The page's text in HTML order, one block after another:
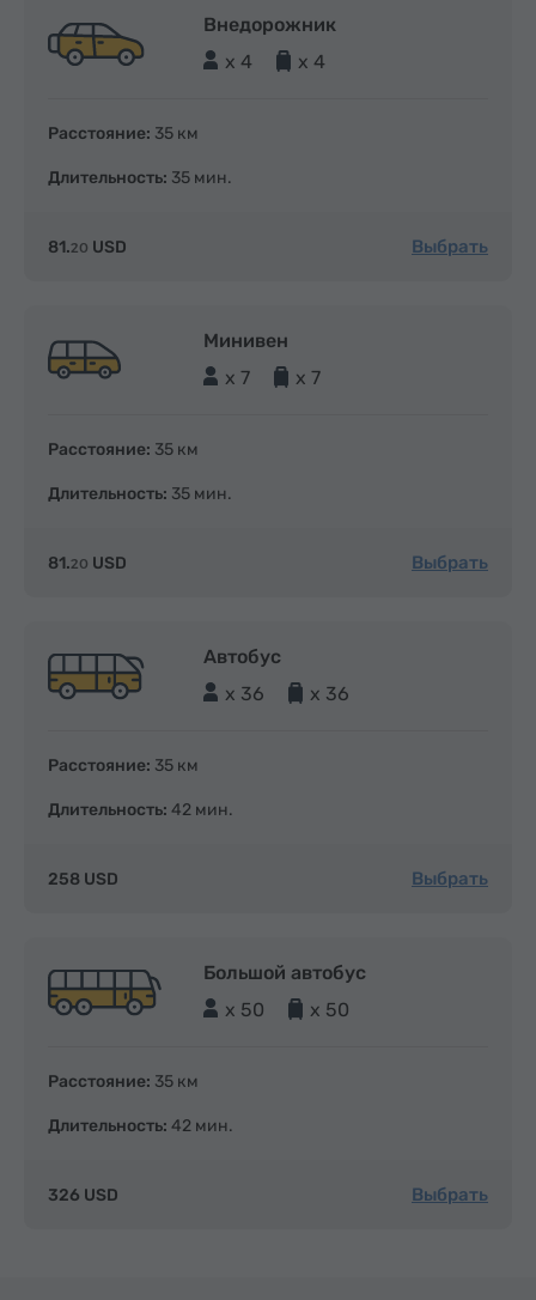
Внедорожник
x 4
x 4
Расстояние: 35 км
Длительность: 35 мин.
81.20 USD Выбрать
Минивен
x 7
x 7
Расстояние: 35 км
Длительность: 35 мин.
81.20 USD Выбрать
Автобус
x 36
x 36
Расстояние: 35 км
Длительность: 42 мин.
258 USD Выбрать
Большой автобус
x 50
x 50
Расстояние: 35 км
Длительность: 42 мин.
326 USD Выбрать